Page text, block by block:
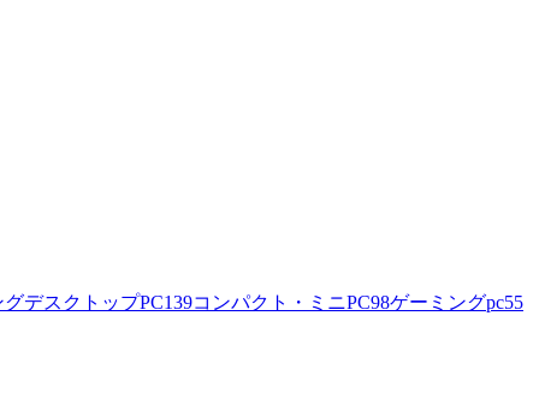
デスクトップPC139コンパクト・ミニPC98ゲーミングpc55